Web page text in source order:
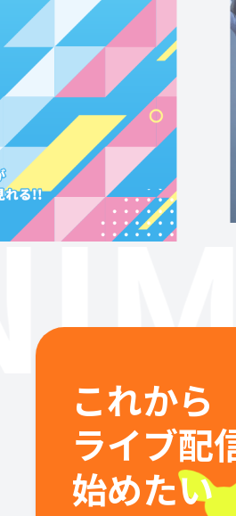
これから
ライブ配
始めたい